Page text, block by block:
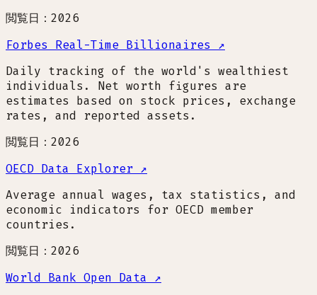
閲覧日：2026
Forbes Real-Time Billionaires ↗
Daily tracking of the world's wealthiest
individuals. Net worth figures are
estimates based on stock prices, exchange
rates, and reported assets.
閲覧日：2026
OECD Data Explorer ↗
Average annual wages, tax statistics, and
economic indicators for OECD member
countries.
閲覧日：2026
World Bank Open Data ↗